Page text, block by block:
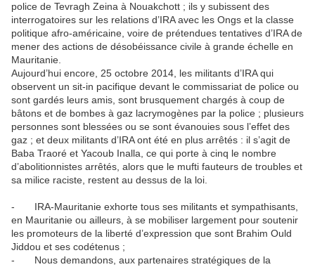
police de Tevragh Zeina à Nouakchott ; ils y subissent des
interrogatoires sur les relations d’IRA avec les Ongs et la classe
politique afro-américaine, voire de prétendues tentatives d’IRA de
mener des actions de désobéissance civile à grande échelle en
Mauritanie.
Aujourd’hui encore, 25 octobre 2014, les militants d’IRA qui
observent un sit-in pacifique devant le commissariat de police ou
sont gardés leurs amis, sont brusquement chargés à coup de
bâtons et de bombes à gaz lacrymogènes par la police ; plusieurs
personnes sont blessées ou se sont évanouies sous l’effet des
gaz ; et deux militants d’IRA ont été en plus arrêtés : il s’agit de
Baba Traoré et Yacoub Inalla, ce qui porte à cinq le nombre
d’abolitionnistes arrêtés, alors que le mufti fauteurs de troubles et
sa milice raciste, restent au dessus de la loi.
- IRA-Mauritanie exhorte tous ses militants et sympathisants,
en Mauritanie ou ailleurs, à se mobiliser largement pour soutenir
les promoteurs de la liberté d’expression que sont Brahim Ould
Jiddou et ses codétenus ;
- Nous demandons, aux partenaires stratégiques de la